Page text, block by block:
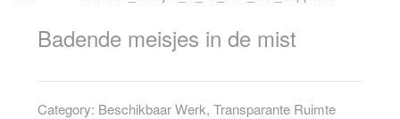
Badende meisjes in de mist
Category: Beschikbaar Werk,Transparante Ruimte